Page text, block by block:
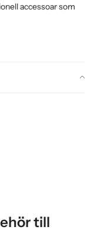
accessoar som
till